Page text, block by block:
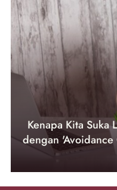
Kenapa Kita Suka
dengan